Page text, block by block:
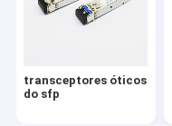
transceptores óticos
do sfp